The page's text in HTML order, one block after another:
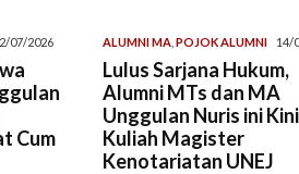
07/2026
Cum
ALUMNI MA, POJOK ALUMNI 14/
Lulus Sarjana Hukum,
Alumni MTs dan MA
Unggulan Nuris ini Kini
Kuliah Magister
Kenotariatan UNEJ